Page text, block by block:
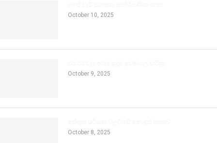
October 10, 2025
October 9, 2025
October 8, 2025